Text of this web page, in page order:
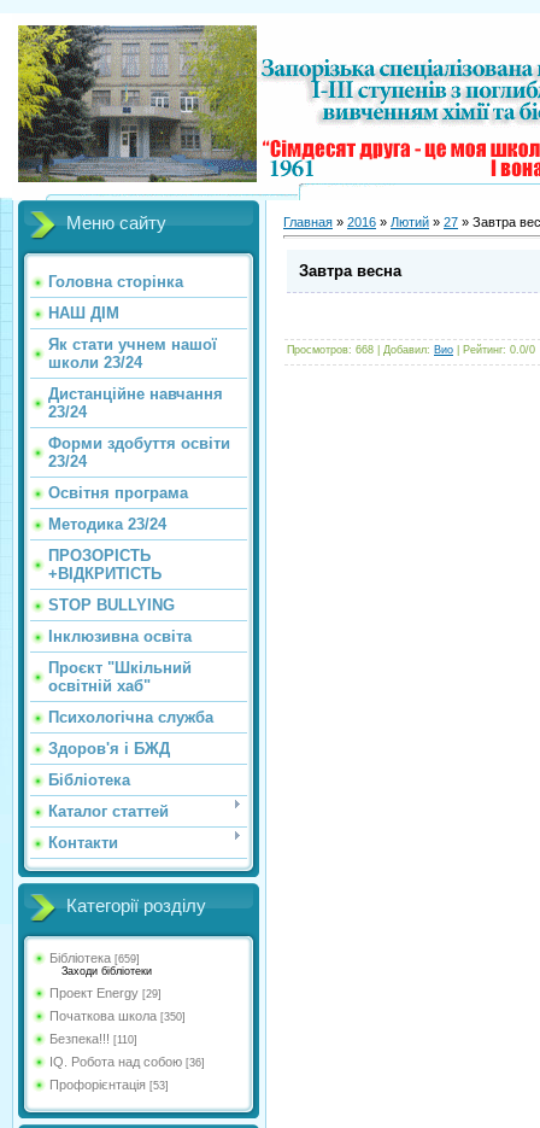
Меню сайту
Головна сторінка
НАШ ДІМ
Як стати учнем нашої
школи 23/24
Дистанційне навчання
23/24
Форми здобуття освіти
23/24
Освітня програма
Методика 23/24
ПРОЗОРІСТЬ
+ВІДКРИТІСТЬ
STOP BULLYING
Інклюзивна освіта
Проєкт "Шкільний
освітній хаб"
Психологічна служба
Здоров'я і БЖД
Бібліотека
Каталог статтей
Контакти
Категорії розділу
Бібліотека [659]
Заходи бібліотеки
Проект Energy [29]
Початкова школа [350]
Безпека!!! [110]
IQ. Робота над собою [36]
Профорієнтація [53]
Главная » 2016 » Лютий » 27 » Завтра
Завтра весна
Просмотров: 668 Добавил: Вио Рейтинг: 0.0/0